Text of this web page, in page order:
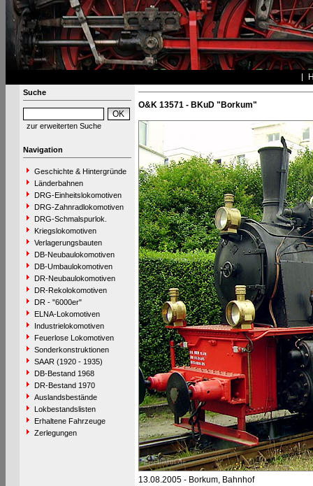
Suche
zur erweiterten Suche
Navigation
Geschichte & Hintergründe
Länderbahnen
DRG-Einheitslokomotiven
DRG-Zahnradlokomotiven
DRG-Schmalspurlok.
Kriegslokomotiven
Verlagerungsbauten
DB-Neubaulokomotiven
DB-Umbaulokomotiven
DR-Neubaulokomotiven
DR-Rekolokomotiven
DR - "6000er"
ELNA-Lokomotiven
Industrielokomotiven
Feuerlose Lokomotiven
Sonderkonstruktionen
SAAR (1920 - 1935)
DB-Bestand 1968
DR-Bestand 1970
Auslandsbestände
Lokbestandslisten
Erhaltene Fahrzeuge
Zerlegungen
O&K 13571 - BKuD "Borkum"
13.08.2005 - Borkum, Bahnhof